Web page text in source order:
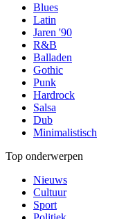
Blues
Latin
Jaren '90
R&B
Balladen
Gothic
Punk
Hardrock
Salsa
Dub
Minimalistisch
Top onderwerpen
Nieuws
Cultuur
Sport